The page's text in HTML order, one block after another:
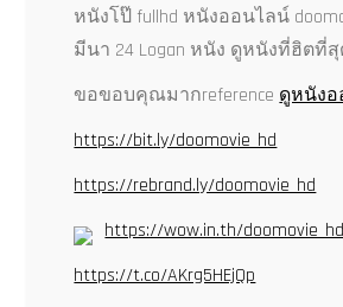
หนังโป๊ fullhd หนังออนไลน์
มีนา 24 Logan หนัง ดูหนังที่ฮิตที่สุด
ขอขอบคุณมากreferenceดูหนัง
https://bit.ly/doomovie_hd
https://rebrand.ly/doomovie_hd
https://wow.in.th/
https://t.co/AKrg5HEjQp